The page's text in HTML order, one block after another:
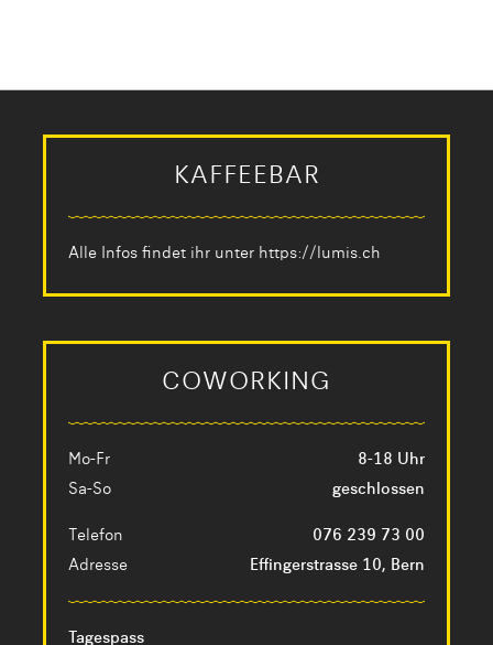
COWORKING
Mo-Fr
8-18 Uhr
Sa-So
geschlossen
Telefon
076 239 73 00
Adresse
Effingerstrasse 10, Bern
Tagespass
KAFFEEBAR
Alle Infos findet ihr unter https://lumis.ch